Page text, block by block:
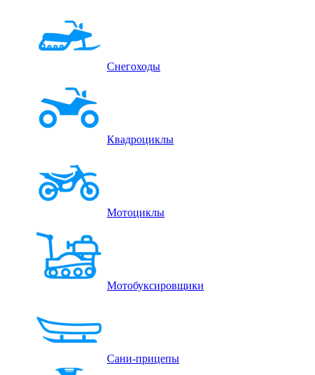
Снегоходы
Квадроциклы
Мотоциклы
Мотобуксировщики
Сани-прицепы